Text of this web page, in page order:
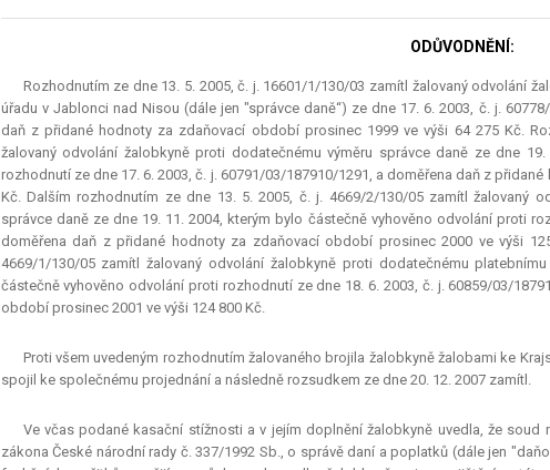
ODŮVODNĚNÍ:
Rozhodnutím ze dne 13. 5. 2005, č. j. 16601/1/130/03 zamítl žalovaný odvolání
úřadu v Jablonci nad Nisou (dále jen "správce daně“) ze dne 17. 6. 2003, č. j.
daň z přidané hodnoty za zdaňovací období prosinec 1999 ve výši 64 275 Kč.
žalovaný odvolání žalobkyně proti dodatečnému výměru správce daně ze dne
rozhodnutí ze dne 17. 6. 2003, č. j. 60791/03/187910/1291, a doměřena daň z
Kč. Dalším rozhodnutím ze dne 13. 5. 2005, č. j. 4669/2/130/05 zamítl žalovaný
správce daně ze dne 19. 11. 2004, kterým bylo částečně vyhověno odvolání proti
doměřena daň z přidané hodnoty za zdaňovací období prosinec 2000 ve výši
4669/1/130/05 zamítl žalovaný odvolání žalobkyně proti dodatečnému
částečně vyhověno odvolání proti rozhodnutí ze dne 18. 6. 2003, č. j. 60859/03/
období prosinec 2001 ve výši 124 800 Kč.
Proti všem uvedeným rozhodnutím žalovaného brojila žalobkyně žalobami ke
spojil ke společnému projednání a následně rozsudkem ze dne 20. 12. 2007 zamítl.
Ve včas podané kasační stížnosti a v jejím doplnění žalobkyně uvedla, že
zákona České národní rady č. 337/1992 Sb., o správě daní a poplatků (dále jen